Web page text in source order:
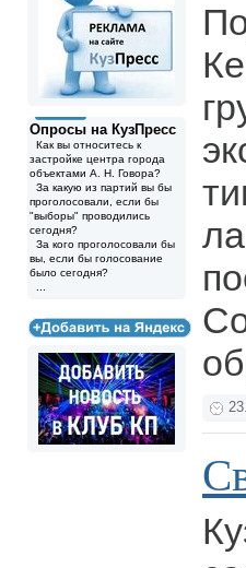
Опросы на КузПресс
Как вы относитесь к
застройке центра города
объектами А. Н. Говора?
За какую из партий вы бы
проголосовали, если бы
"выборы" проводились
сегодня?
За кого проголосовали бы
вы, если бы голосование
было сегодня?